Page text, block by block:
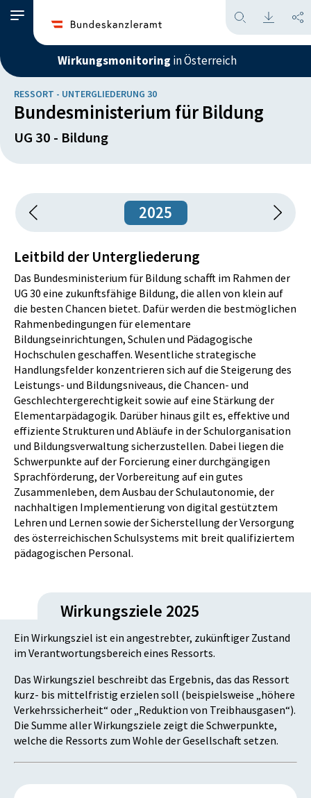
Wirkungsmonitoring in Österreich
RESSORT - UNTERGLIEDERUNG 30
Bundesministerium für Bildung
UG 30 - Bildung
2025
Leitbild der Untergliederung
Das Bundesministerium für Bildung schafft im Rahmen der
UG 30 eine zukunftsfähige Bildung, die allen von klein auf
die besten Chancen bietet. Dafür werden die bestmöglichen
Rahmenbedingungen für elementare
Bildungseinrichtungen, Schulen und Pädagogische
Hochschulen geschaffen. Wesentliche strategische
Handlungsfelder konzentrieren sich auf die Steigerung des
Leistungs- und Bildungsniveaus, die Chancen- und
Geschlechtergerechtigkeit sowie auf eine Stärkung der
Elementarpädagogik. Darüber hinaus gilt es, effektive und
effiziente Strukturen und Abläufe in der Schulorganisation
und Bildungsverwaltung sicherzustellen. Dabei liegen die
Schwerpunkte auf der Forcierung einer durchgängigen
Sprachförderung, der Vorbereitung auf ein gutes
Zusammenleben, dem Ausbau der Schulautonomie, der
nachhaltigen Implementierung von digital gestütztem
Lehren und Lernen sowie der Sicherstellung der Versorgung
des österreichischen Schulsystems mit breit qualifiziertem
pädagogischen Personal.
Wirkungsziele 2025
Ein Wirkungsziel ist ein angestrebter, zukünftiger Zustand
im Verantwortungsbereich eines Ressorts.
Das Wirkungsziel beschreibt das Ergebnis, das das Ressort
kurz- bis mittelfristig erzielen soll (beispielsweise „höhere
Verkehrssicherheit“ oder „Reduktion von Treibhausgasen“).
Die Summe aller Wirkungsziele zeigt die Schwerpunkte,
welche die Ressorts zum Wohle der Gesellschaft setzen.